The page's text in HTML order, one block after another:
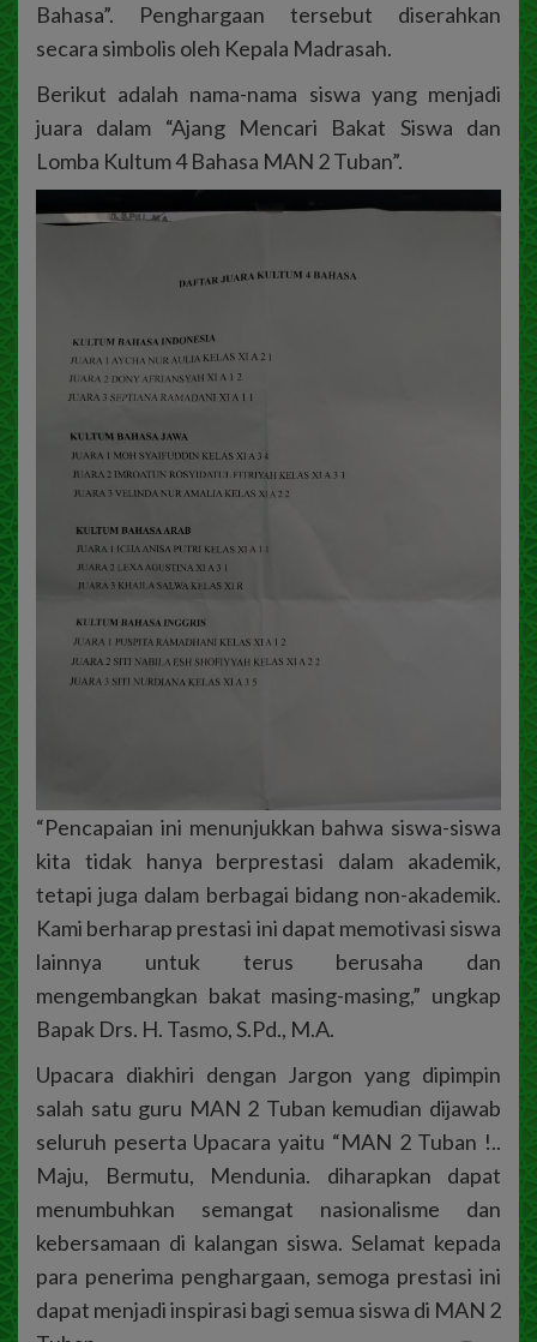
Bahasa”. Penghargaan tersebut diserahkan
secara simbolis oleh Kepala Madrasah.
Berikut adalah nama-nama siswa yang menjadi
juara dalam “Ajang Mencari Bakat Siswa dan
Lomba Kultum 4 Bahasa MAN 2 Tuban”.
“Pencapaian ini menunjukkan bahwa siswa-siswa
kita tidak hanya berprestasi dalam akademik,
tetapi juga dalam berbagai bidang non-akademik.
Kami berharap prestasi ini dapat memotivasi siswa
lainnya untuk terus berusaha dan
mengembangkan bakat masing-masing,” ungkap
Bapak Drs. H. Tasmo, S.Pd., M.A.
Upacara diakhiri dengan Jargon yang dipimpin
salah satu guru MAN 2 Tuban kemudian dijawab
seluruh peserta Upacara yaitu “MAN 2 Tuban !..
Maju, Bermutu, Mendunia. diharapkan dapat
menumbuhkan semangat nasionalisme dan
kebersamaan di kalangan siswa. Selamat kepada
para penerima penghargaan, semoga prestasi ini
dapat menjadi inspirasi bagi semua siswa di MAN 2